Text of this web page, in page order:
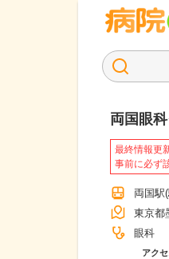
両国眼
最終情報更
事前に必ず
両国駅
東京都
眼科
アク